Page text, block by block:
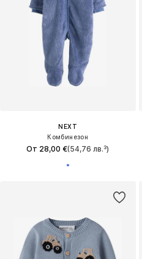
NEXT
Комбинезон
От 28,00 €(54,76 лв.³)